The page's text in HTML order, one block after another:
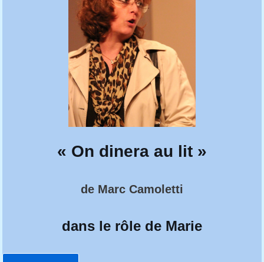
« On dinera au lit »
de Marc Camoletti
dans le rôle de Marie